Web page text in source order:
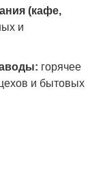
(кафе,
и
горячее
и бытовых